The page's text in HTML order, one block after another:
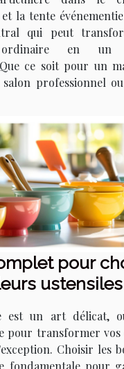
la tente
qui peut
ordinaire en un
ce soit pour un
professionnel
pour
est un art délicat,
pour transformer vos
Choisir les
fondamentale pour